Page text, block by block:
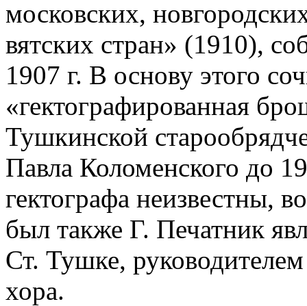
московских,
вятских стран» (1910),
1907 г. В основу этого
«гектографированная
Тушкинской
Павла Коломенского до
гектографа неизвестны,
был также Г. Печатник
Ст. Тушке,
хора.